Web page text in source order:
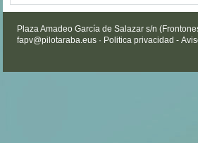
Plaza Amadeo García de Salazar s/n
fapv@pilotaraba.eus · Politica privacidad -